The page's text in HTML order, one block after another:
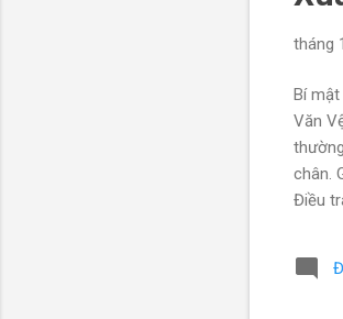
tháng
Bí
Văn
chân.
Điều
mẹ
Plaza